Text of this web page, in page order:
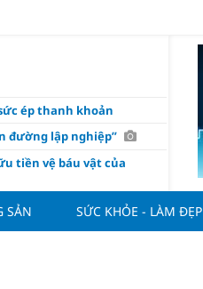
ép thanh khoản
đường lập nghiệp”
tiền vệ báu vật của
Đông Nam Á
với giá khởi điểm từ 18
SẢN SỨC KHỎE - LÀM ĐẸP